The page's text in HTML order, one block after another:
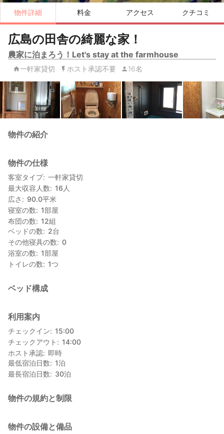
物件詳細 料金 アクセス クチコミ
広島の田舎の綺麗な家！
農家に泊まろう！Let's stay at the farmhouse
一軒家貸切 ホスト承認不要 16名
物件の紹介
物件の仕様
客室タイプ 一軒家貸切
最大収容人数
16 人
広さ
90.0平米
寝室の数
1部屋
布団の数
12組
ベッドの数
2台
その他寝具の数
0
浴室の数
1部屋
トイレの数
1つ
ベッド構成
利用案内
チェックイン
15:00
チェックアウト
14:00
ホスト承認
即時
最低宿泊日数
1泊
最長宿泊日数
30泊
物件の規約と制限
物件の設備と備品